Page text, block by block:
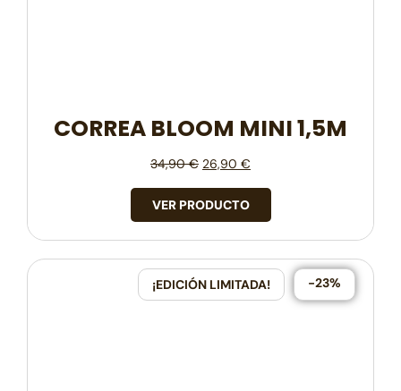
CORREA BLOOM MINI 1,5M
34,90€ 26,90 €
VER PRODUCTO
¡EDICIÓN LIMITADA! -23%